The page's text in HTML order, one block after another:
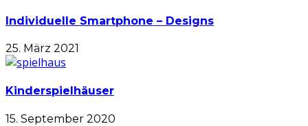
Individuelle Smartphone – Designs
25. März 2021
Kinderspielhäuser
15. September 2020